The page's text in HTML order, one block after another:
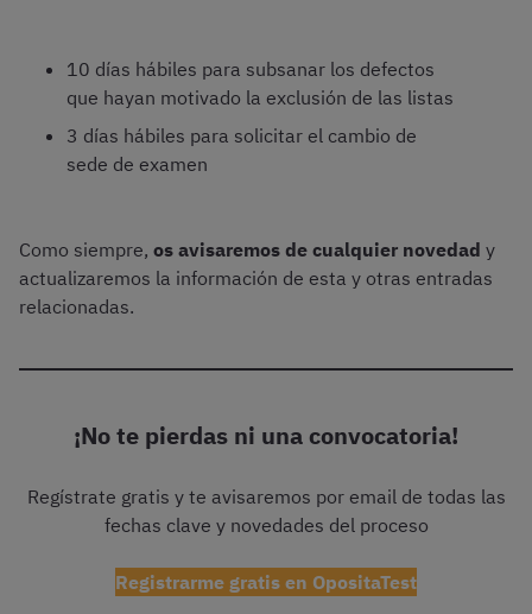
10 días hábiles para subsanar los defectos
que hayan motivado la exclusión de las listas
3 días hábiles para solicitar el cambio de
sede de examen
Como siempre, os avisaremos de cualquier novedad y
actualizaremos la información de esta y otras entradas
relacionadas.
¡No te pierdas ni una convocatoria!
Regístrate gratis y te avisaremos por email de todas las
fechas clave y novedades del proceso
Registrarme gratis en OpositaTest